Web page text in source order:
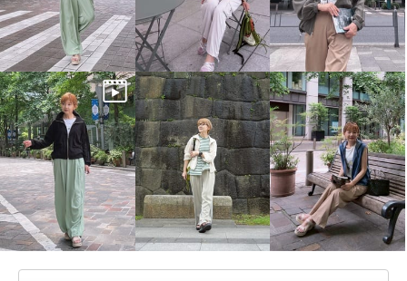
エムズ スタイル 綿１００％セ
ミシアー エアリー感溢れる シャ
ツブルゾン
インディゴ ７号
¥0
エムズ スタイル 綿１００％セ
ミシアー エアリー感溢れる シャ
ツブルゾン
チャコールグレー ７号
¥0